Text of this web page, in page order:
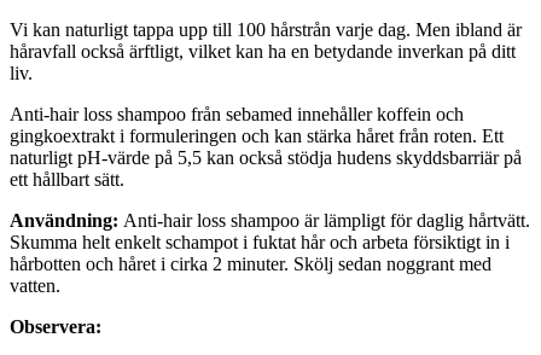
Vi kan naturligt tappa upp till 100 hårstrån varje dag. Men ibland är
håravfall också ärftligt, vilket kan ha en betydande inverkan på ditt
liv.
Anti-hair loss shampoo från sebamed innehåller koffein och
gingkoextrakt i formuleringen och kan stärka håret från roten. Ett
naturligt pH-värde på 5,5 kan också stödja hudens skyddsbarriär på
ett hållbart sätt.
Användning: Anti-hair loss shampoo är lämpligt för daglig hårtvätt.
Skumma helt enkelt schampot i fuktat hår och arbeta försiktigt in i
hårbotten och håret i cirka 2 minuter. Skölj sedan noggrant med
vatten.
Observera: